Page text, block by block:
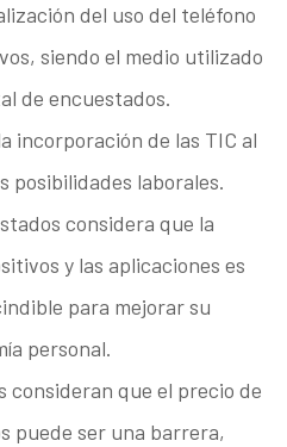
del uso del teléfono
siendo el medio utilizado
de encuestados.
incorporación de las TIC al
posibilidades laborales.
considera que la
y las aplicaciones es
para mejorar su
personal.
consideran que el precio de
puede ser una barrera,